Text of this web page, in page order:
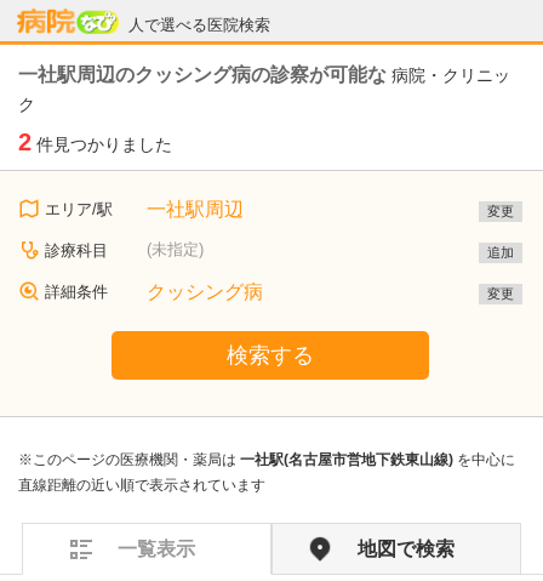
人で選べる医院検索
病院なび
一社駅周辺のクッシング病の診察が可能な 病院・クリニッ
ク
2 件見つかりました
エリア/駅 一社駅周辺 変更
診療科目 (未指定) 追加
詳細条件 クッシング病 変更
検索する
※このページの医療機関・薬局は 一社駅(名古屋市営地下鉄東山線) を中心に
直線距離の近い順で表示されています
一覧表示 地図で検索